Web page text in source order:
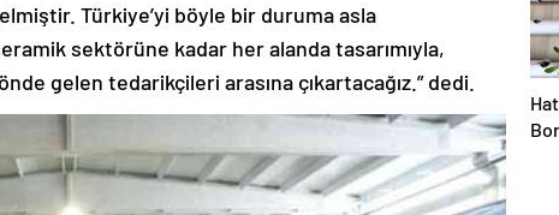
Türkiye’yi böyle bir duruma asla
sektörüne kadar her alanda tasarımıyla,
gelen tedarikçileri arasına çıkartacağız.” dedi.